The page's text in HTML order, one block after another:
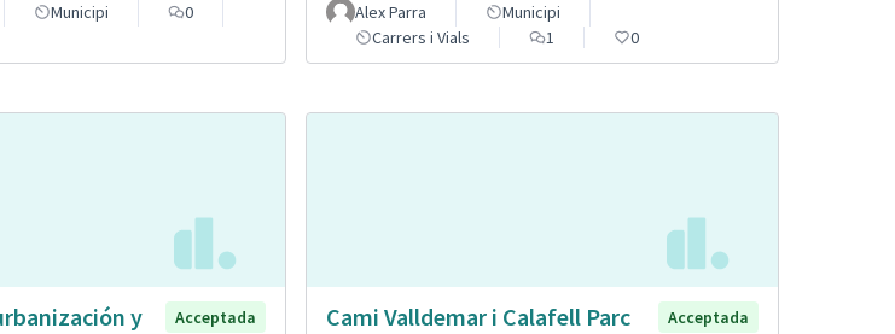
Municipi
0
Alex Parra
Municipi
Carrers i Vials
1 0
y
Acceptada Cami Valldemar i Calafell Parc Acceptada